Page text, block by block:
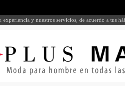
y nuestros servicios, de acuerdo a tus